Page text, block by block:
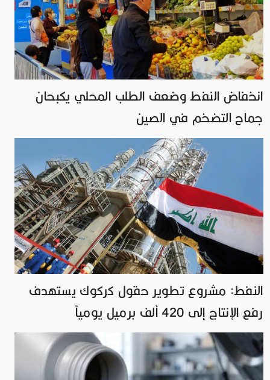
انخفاض النفط وضعف الطلب المحلي يكبحان
جماح التضخم في الصين
النفط: مشروع تطوير حقول كركوك يستهدف
رفع الإنتاج إلى 420 ألف برميل يومياً